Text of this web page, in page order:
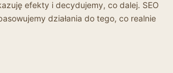
efekty i decydujemy, co dalej. SEO
działania do tego, co realnie